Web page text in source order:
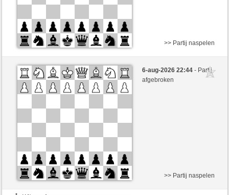
Wit
docomo (1347)
Zwart
Tag97 (1340)
>> Partij naspelen
6-aug-2026 22:44- Partij
afgebroken
>> Partij naspelen